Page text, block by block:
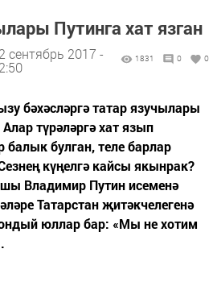
Путинга хат язган
сентябрь 2017 -
1831 0 0
бәхәсләргә татар язучылары
түрәләргә хат язып
булган, теле барлар
күңелгә кайсы якынрак?
Владимир Путин исеменә
Татарстан җитәкчелегенә
юллар бар: «Мы не хотим